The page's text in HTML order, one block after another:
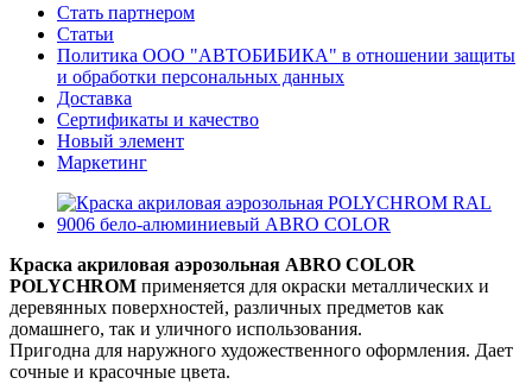
Стать партнером
Статьи
Политика ООО "АВТОБИБИКА" в отношении защиты
и обработки персональных данных
Доставка
Сертификаты и качество
Новый элемент
Маркетинг
Краска акриловая аэрозольная ABRO COLOR
POLYCHROM применяется для окраски металлических и
деревянных поверхностей, различных предметов как
домашнего, так и уличного использования.
Пригодна для наружного художественного оформления. Дает
сочные и красочные цвета.